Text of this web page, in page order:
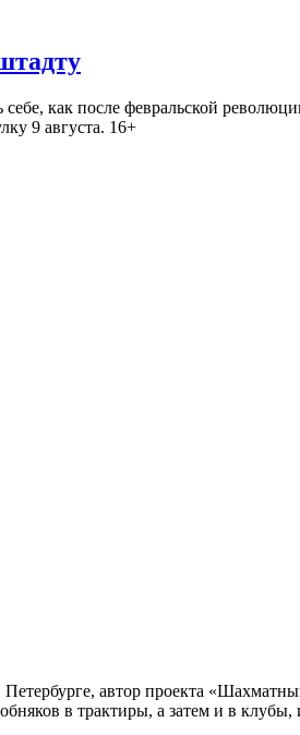
как после февральской
9 августа. 16+
автор проекта
в трактиры, а затем и в